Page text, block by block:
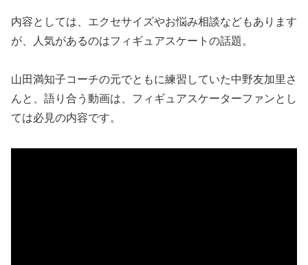
内容としては、エクセサイズやお悩み相談などもあります
が、人気があるのはフィギュアスケートの話題。
山田満知子コーチの元でともに練習していた中野友加里さ
んと、語り合う動画は、フィギュアスケーターファンとし
ては必見の内容です。